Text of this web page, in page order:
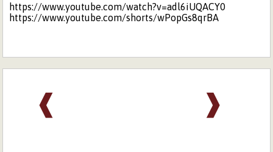
https://www.youtube.com/watch?v=adl6iUQACY0
https://www.youtube.com/shorts/wPopGs8qrBA
❱
❰